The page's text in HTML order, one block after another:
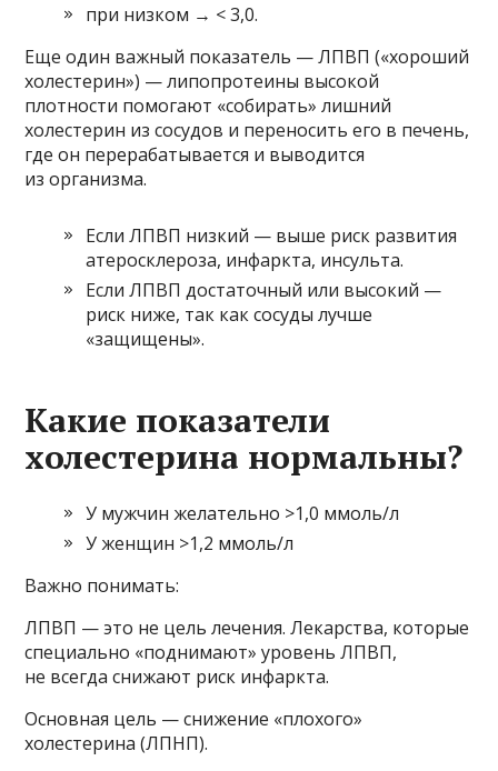
при низком → < 3,0.
Еще один важный показатель — ЛПВП («хороший
холестерин») — липопротеины высокой
плотности помогают «собирать» лишний
холестерин из сосудов и переносить его в печень,
где он перерабатывается и выводится
из организма.
Если ЛПВП низкий — выше риск развития
атеросклероза, инфаркта, инсульта.
Если ЛПВП достаточный или высокий —
риск ниже, так как сосуды лучше
«защищены».
Какие показатели
холестерина нормальны?
У мужчин желательно >1,0 ммоль/л
У женщин >1,2 ммоль/л
Важно понимать:
ЛПВП — это не цель лечения. Лекарства, которые
специально «поднимают» уровень ЛПВП,
не всегда снижают риск инфаркта.
Основная цель — снижение «плохого»
холестерина (ЛПНП).